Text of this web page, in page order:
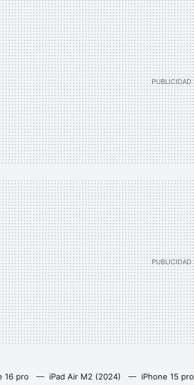
16 pro iPad Air M2 (2024) iPhone 15 pro